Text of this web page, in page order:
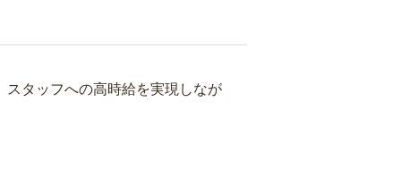
タッフへの高時給を実現しなが